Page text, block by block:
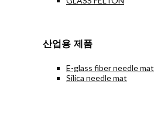
산업용 제품
E-glass fiber needle mat
Silica needle mat